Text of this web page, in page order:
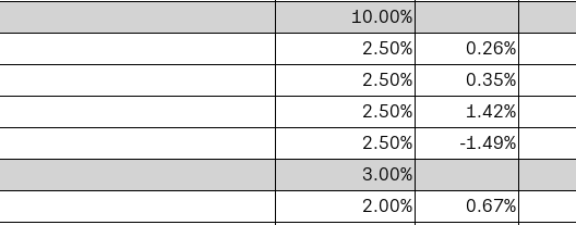
10.00%
2.50% 0.26%
2.50% 0.35%
2.50% 1.42%
2.50% -1.49%
3.00%
2.00% 0.67%